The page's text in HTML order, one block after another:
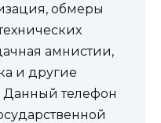
обмеры
амнистии,
и другие
телефон